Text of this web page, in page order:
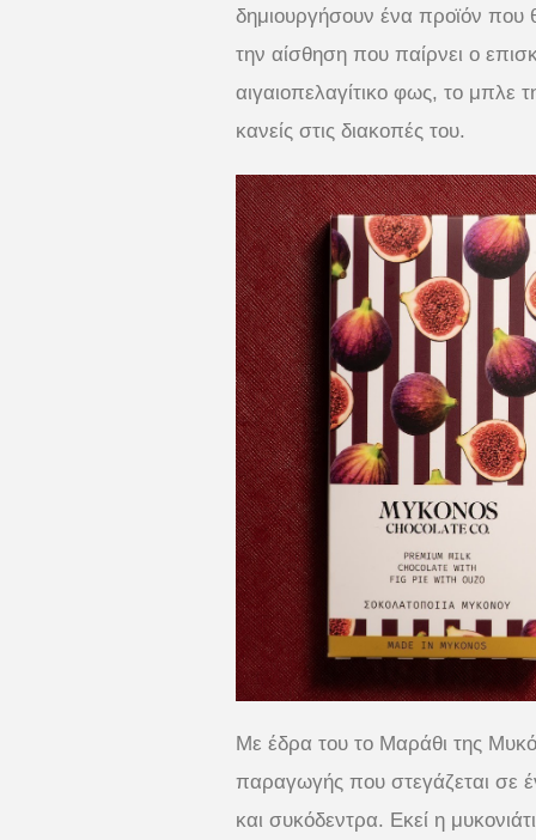
δημιουργήσουν ένα προϊόν που
την αίσθηση που παίρνει ο
αιγαιοπελαγίτικο φως, το μπλε
κανείς στις διακοπές του.
Με έδρα του το Μαράθι της
παραγωγής που στεγάζεται σε
και συκόδεντρα. Εκεί η